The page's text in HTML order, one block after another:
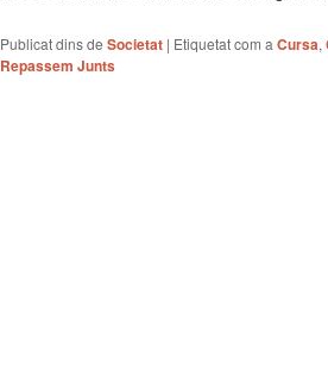
Publicat dins de Societat | Etiquetat com aCursa,
Repassem Junts